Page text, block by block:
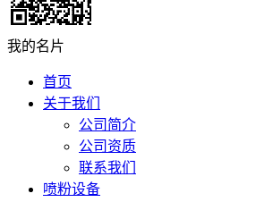
我的名片
首页
关于我们
公司简介
公司资质
联系我们
喷粉设备